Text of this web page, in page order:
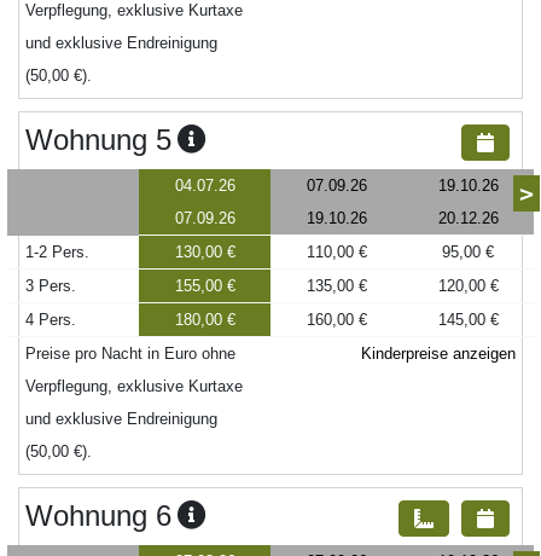
Verpflegung, exklusive Kurtaxe
und exklusive Endreinigung
(50,00 €).
Wohnung 5
>
04.07.26
07.09.26
07.09.26
19.10.26
19.10.26
20.12.26
1-2 Pers.
130,00 € 110,00 €
95,00 €
3 Pers.
155,00 € 135,00 €
120,00 €
4 Pers.
180,00 € 160,00 €
145,00 €
Preise pro Nacht in Euro ohne
Verpflegung, exklusive Kurtaxe
und exklusive Endreinigung
(50,00 €).
Kinderpreise anzeigen
Wohnung 6